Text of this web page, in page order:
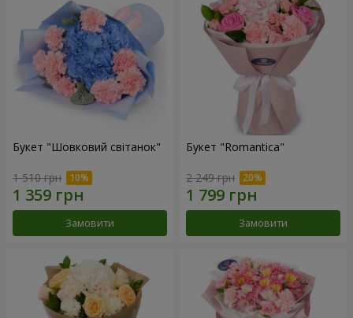
Букет "Шовковий світанок"
1 510 грн
Замовити
Букет "Romantica"
2 249 грн
Замовити